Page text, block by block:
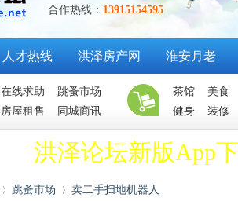
合作热线： 13915154595
人才热线 洪泽房产网 淮安月老
在线求助
跳蚤市场
房屋租售 同城商讯
茶馆
美食
健身
装修
洪泽论坛新版App
跳蚤市场 卖二手扫地机器人